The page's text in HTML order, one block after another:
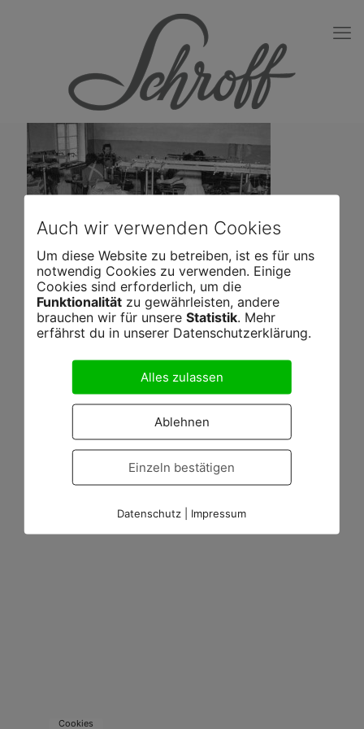
Cookies
Auch wir verwenden Cookies
Um diese Website zu betreiben, ist es für uns
notwendig Cookies zu verwenden. Einige
Cookies sind erforderlich, um die
Funktionalitätzu gewährleisten, andere
brauchen wir für unsere Statistik. Mehr
erfährst du in unserer Datenschutzerklärung.
Alles zulassen
Ablehnen
Einzeln bestätigen
Datenschutz Impressum